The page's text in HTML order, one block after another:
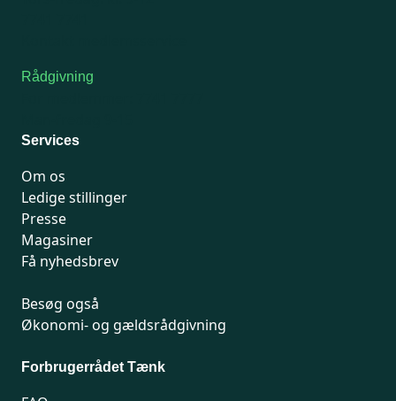
Rådgivning
Services
Om os
Ledige stillinger
Presse
Magasiner
Få nyhedsbrev
Besøg også
Økonomi- og gældsrådgivning
Forbrugerrådet Tænk